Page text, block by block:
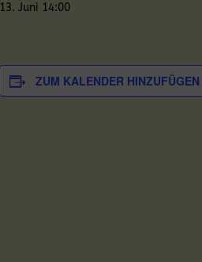
13. Juni 14:00
ZUM KALENDER HINZUFÜGEN